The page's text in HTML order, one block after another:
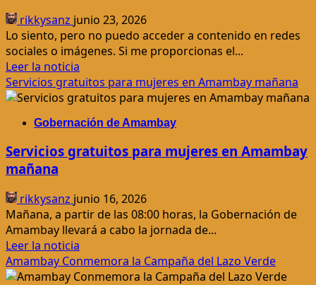
honor
a
la
Virgen
rikkysanz junio 23, 2026
Lo siento, pero no puedo acceder a contenido en redes
sociales o imágenes. Si me proporcionas el...
Leer la noticia
más
acerca
Comentarios
desactivados
en
Servicios gratuitos para mujeres en Amambay mañana
Gobernación de Amambay
Servicios gratuitos para mujeres en Amambay
mañana
rikkysanz junio 16, 2026
Mañana, a partir de las 08:00 horas, la Gobernación de
Amambay llevará a cabo la jornada de...
Leer la noticia
más
acerca
Amambay Conmemora la Campaña del Lazo Verde